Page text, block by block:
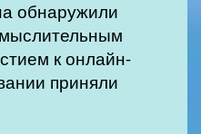
обнаружили
к онлайн-
приняли